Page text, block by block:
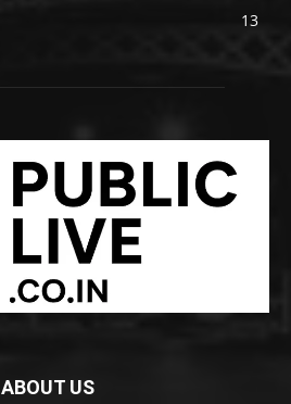
13
ABOUT US